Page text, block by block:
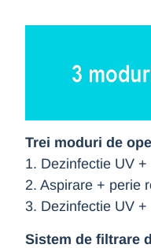
Trei moduri de
1. Dezinfectie UV
2. Aspirare + perie
3. Dezinfectie UV +
Sistem de filtrare